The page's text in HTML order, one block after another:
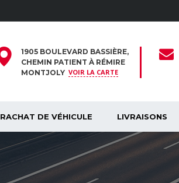
1905 BOULEVARD BASSIÈRE,
CHEMIN PATIENT À RÉMIRE
MONTJOLY VOIR LA CARTE
RACHAT DE VÉHICULE LIVRAISONS